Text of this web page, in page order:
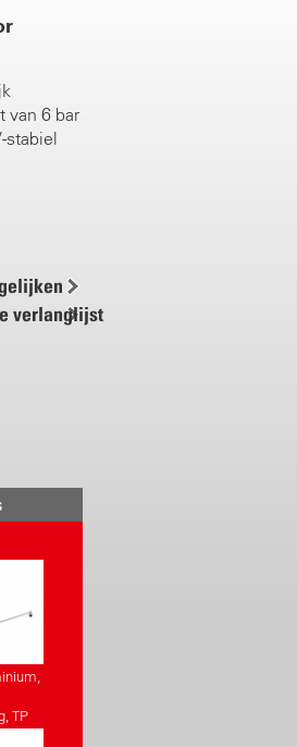
van 6 bar
stabiel
fijnfilter
cm met
verlanglijst
TP